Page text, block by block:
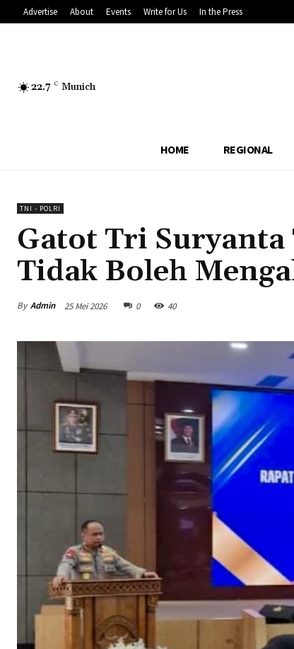
Advertise About Events Write for Us In the Press
22.7 C Munich
HOME REGIONAL
TNI - POLRI
Gatot Tri Suryanta
Tidak Boleh
By Admin 25 Mei 2026 0 40